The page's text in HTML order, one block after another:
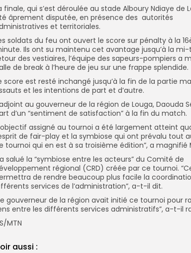
finale, qui s’est déroulée au stade Alboury Ndiaye de
âprement disputée, en présence des autorités
et territoriales.
soldats du feu ont ouvert le score sur pénalty à la
Ils ont su maintenu cet avantage jusqu’à la mi-
des vestiaires, l’équipe des sapeurs-pompiers a
de break à l’heure de jeu sur une frappe splendide.
score est resté inchangé jusqu’à la fin de la partie
et les intentions de part et d’autre.
au gouverneur de la région de Louga, Daouda
d’un “sentiment de satisfaction” à la fin du match.
assigné au tournoi a été largement atteint
de fair-play et la symbiose qui ont prévalu tout
tournoi qui en est à sa troisième édition”, a magnifié
salué la “symbiose entre les acteurs” du Comité de
régional (CRD) créée par ce tournoi.
de rendre beaucoup plus facile la
services de l’administration”, a-t-il dit.
gouverneur de la région avait initié ce tournoi pour
entre les différents services administratifs”, a-t-il
MTN
aussi :